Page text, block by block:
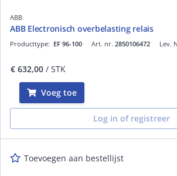
ABB
ABB Electronisch overbelasting relais
Art. nr. 2850106472
Producttype: EF 96-100 Lev.
€ 632,00 / STK
Voeg toe
Log in of registreer
Toevoegen aan bestellijst